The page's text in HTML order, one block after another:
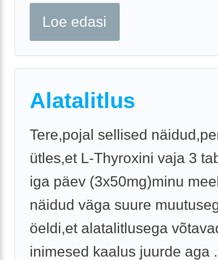
Loe edasi
Alatalitlus
Tere,pojal sellised
ütles,et L-Thyroxini vaja 3
iga päev (3x50mg)minu
näidud väga suure
öeldi,et alatalitlusega
inimesed kaalus juurde aga